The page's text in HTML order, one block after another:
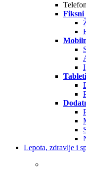
Fiksni
Tableti
Lepota, zdravlje i